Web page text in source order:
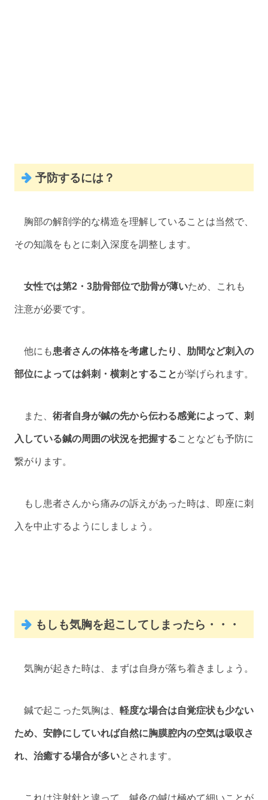
予防するには？
胸部の解剖学的な構造を理解していることは当然で、
その知識をもとに刺入深度を調整します。
女性では第2・3肋骨部位で肋骨が薄いため、これも
注意が必要です。
他にも患者さんの体格を考慮したり、肋間など刺入の
部位によっては斜刺・横刺とすることが挙げられます。
また、 術者自身が鍼の先から伝わる感覚によって、刺
入している鍼の周囲の状況を把握することなども予防に
繋がります。
もし患者さんから痛みの訴えがあった時は、即座に刺
入を中止するようにしましょう。
もしも気胸を起こしてしまったら・・・
気胸が起きた時は、まずは自身が落ち着きましょう。
鍼で起こった気胸は、 軽度な場合は自覚症状も少ない
ため、安静にしていれば自然に胸膜腔内の空気は吸収さ
れ、治癒する場合が多いとされます。